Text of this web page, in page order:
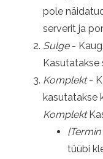
pole
serverit ja
Sulge-
Kasutatakse
Komplekt-
kasutatakse
Komplekt
tüübi